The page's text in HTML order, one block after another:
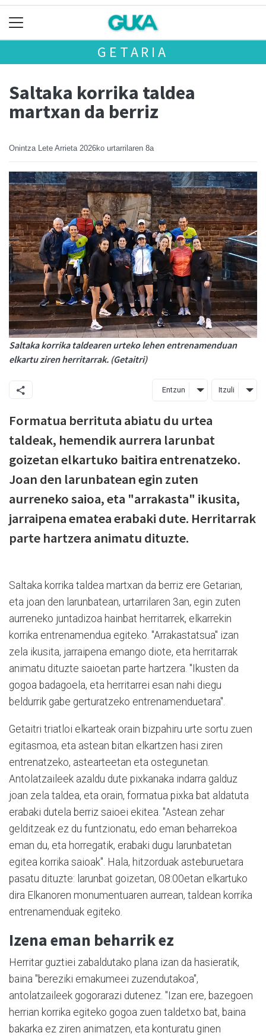
GETARIA
Saltaka korrika taldea
martxan da berriz
Onintza Lete Arrieta 2026ko urtarrilaren 8a
Saltaka korrika taldearen urteko lehen entrenamenduan
elkartu ziren herritarrak. (Getaitri)
Entzun Itzuli
Formatua berrituta abiatu du urtea
taldeak, hemendik aurrera larunbat
goizetan elkartuko baitira entrenatzeko.
Joan den larunbatean egin zuten
aurreneko saioa, eta "arrakasta" ikusita,
jarraipena ematea erabaki dute. Herritarrak
parte hartzera animatu dituzte.
Saltaka korrika taldea martxan da berriz ere Getarian,
eta joan den larunbatean, urtarrilaren 3an, egin zuten
aurreneko juntadizoa hainbat herritarrek, elkarrekin
korrika entrenamendua egiteko. "Arrakastatsua" izan
zela ikusita, jarraipena emango diote, eta herritarrak
animatu dituzte saioetan parte hartzera. "Ikusten da
gogoa badagoela, eta herritarrei esan nahi diegu
beldurrik gabe gerturatzeko entrenamenduetara".
Getaitri triatloi elkarteak orain bizpahiru urte sortu zuen
egitasmoa, eta astean bitan elkartzen hasi ziren
entrenatzeko, astearteetan eta ostegunetan.
Antolatzaileek azaldu dute pixkanaka indarra galduz
joan zela taldea, eta orain, formatua pixka bat aldatuta
erabaki dutela berriz saioei ekitea. "Astean zehar
gelditzeak ez du funtzionatu, edo eman beharrekoa
eman du, eta horregatik, erabaki dugu larunbatetan
egitea korrika saioak". Hala, hitzorduak asteburuetara
pasatu dituzte: larunbat goizetan, 08:00etan elkartuko
dira Elkanoren monumentuaren aurrean, taldean korrika
entrenamenduak egiteko.
Izena eman beharrik ez
Herritar guztiei zabaldutako plana izan da hasieratik,
baina "bereziki emakumeei zuzendutakoa",
antolatzaileek gogorarazi dutenez. "Izan ere, bazegoen
herrian korrika egiteko gogoa zuen taldetxo bat, baina
bakarka ez ziren animatzen, eta konturatu ginen